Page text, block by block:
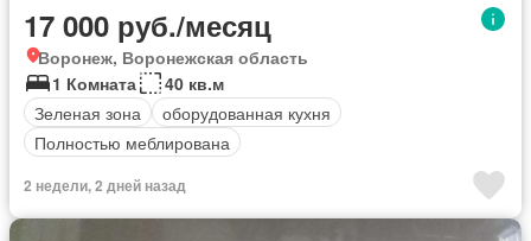
17 000 руб./месяц
Воронеж, Воронежская область
1 Комната
40 кв.м
Зеленая зона
оборудованная кухня
Полностью меблирована
2 недели, 2 дней назад